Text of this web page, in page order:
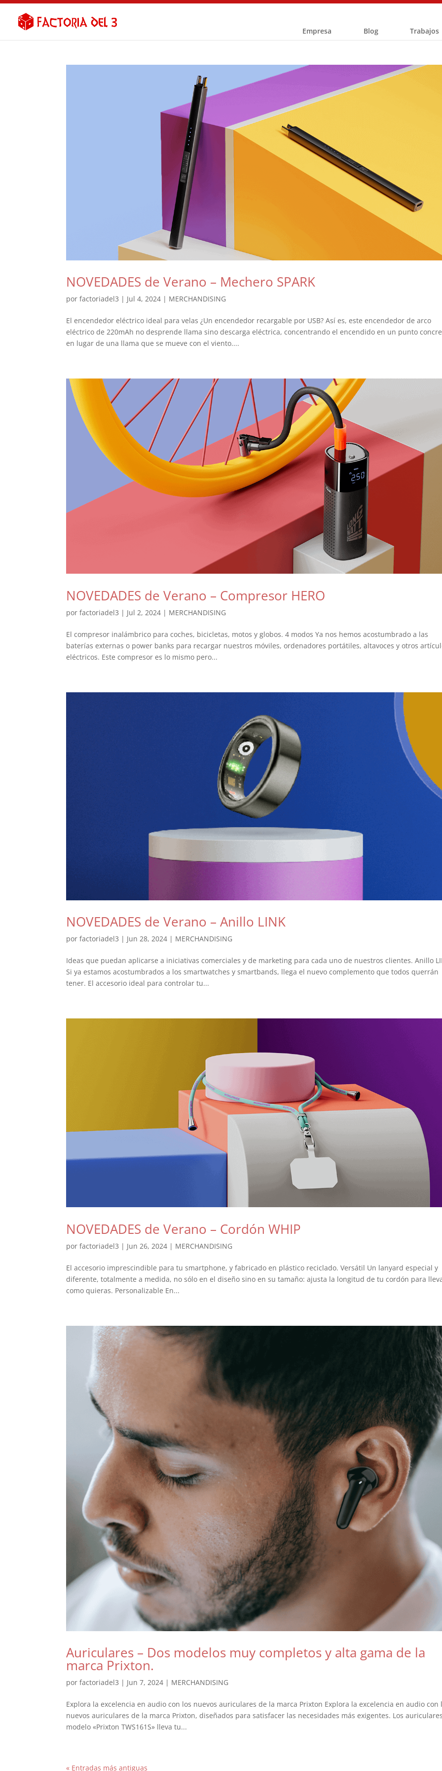
Empresa Blog Trabajos
NOVEDADES de Verano – Mechero SPARK
porfactoriadel3 | Jul 4, 2024 | MERCHANDISING
El encendedor eléctrico ideal para velas ¿Un encendedor recargable por USB? Así es, este encendedor de arco
eléctrico de 220mAh no desprende llama sino descarga eléctrica, concentrando el encendido en un punto
en lugar de una llama que se mueve con el viento....
NOVEDADES de Verano – Compresor HERO
porfactoriadel3 | Jul 2, 2024 | MERCHANDISING
El compresor inalámbrico para coches, bicicletas, motos y globos. 4 modos Ya nos hemos acostumbrado a las
baterías externas o power banks para recargar nuestros móviles, ordenadores portátiles, altavoces y otros
eléctricos. Este compresor es lo mismo pero...
NOVEDADES de Verano – Anillo LINK
porfactoriadel3 | Jun 28, 2024 | MERCHANDISING
Ideas que puedan aplicarse a iniciativas comerciales y de marketing para cada uno de nuestros clientes. Anillo
Si ya estamos acostumbrados a los smartwatches y smartbands, llega el nuevo complemento que todos querrán
tener. El accesorio ideal para controlar tu...
NOVEDADES de Verano – Cordón WHIP
porfactoriadel3 | Jun 26, 2024 | MERCHANDISING
El accesorio imprescindible para tu smartphone, y fabricado en plástico reciclado. Versátil Un lanyard especial y
diferente, totalmente a medida, no sólo en el diseño sino en su tamaño: ajusta la longitud de tu cordón para
como quieras. Personalizable En...
Auriculares – Dos modelos muy completos y alta gama de la
marca Prixton.
porfactoriadel3 | Jun 7, 2024 | MERCHANDISING
Explora la excelencia en audio con los nuevos auriculares de la marca Prixton Explora la excelencia en audio con
nuevos auriculares de la marca Prixton, diseñados para satisfacer las necesidades más exigentes. Los
modelo «Prixton TWS161S» lleva tu...
« Entradas más antiguas